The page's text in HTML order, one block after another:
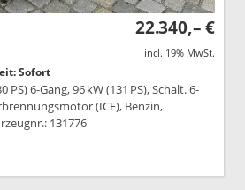
22.340,– €
incl. 19% MwSt.
Sofort
PS) 6-Gang, 96 kW (131 PS), Schalt. 6-
(ICE), Benzin,
131776
drucken